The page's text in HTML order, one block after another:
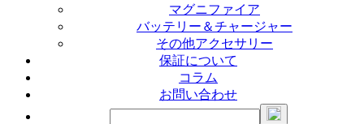
マグニファイア
バッテリー＆チャージャー
その他アクセサリー
保証について
コラム
お問い合わせ